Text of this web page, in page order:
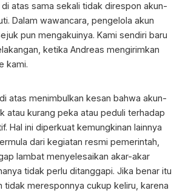
atas sama sekali tidak direspon akun-
Dalam wawancara, pengelola akun
pun mengakuinya. Kami sendiri baru
ketika Andreas mengirimkan
kami.
atas menimbulkan kesan bahwa akun-
atau kurang peka atau peduli terhadap
Hal ini diperkuat kemungkinan lainnya
dari kegiatan resmi pemerintah,
lambat menyelesaikan akar-akar
tidak perlu ditanggapi. Jika benar itu
tidak meresponnya cukup keliru, karena